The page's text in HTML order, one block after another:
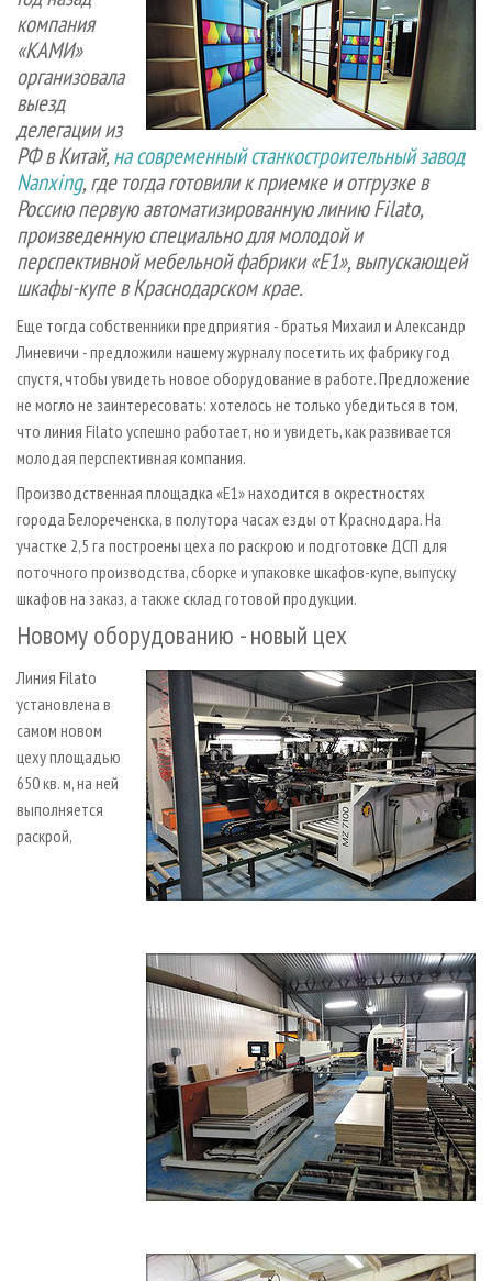
СУШКА ДРЕВЕСИНЫ
ПРОИЗВОДСТВО ДРЕВЕСНЫХ ПЛИТ
ДЕРЕВЯННОЕ ДОМОСТРОЕНИЕ
ПРОИЗВОДСТВО МЕБЕЛИ
БИОЭНЕРГЕТИКА
ЦБП
ИНСТРУМЕНТ И МАТЕРИАЛЫ
ПЕРСОНЫ
МОБИЛЬНЫЕ ВЫСТАВКИ
ОФИЦИАЛЬНЫЕ ДЕЛЕГАЦИИ
ПРИОРИТЕТНЫЕ ИНВЕСТПРОЕКТЫ
RUSSIAN FORESTRY REVIEW
ГАЗЕТА ЛЕСПРОМФОРУМ
БИБЛИОТЕКА СПЕЦИАЛИСТА
КОНТАКТЫ
РЕКЛАМА
РЕКЛАМА НА САЙТЕ
компания
«КАМИ»
организовала
выезд
делегации из
РФ в Китай,на современный станкостроительный завод
Nanxing, где тогда готовили к приемке и отгрузке в
Россию первую автоматизированную линию Filato,
произведенную специально для молодой и
перспективной мебельной фабрики «Е1», выпускающей
шкафы-купе в Краснодарском крае.
Еще тогда собственники предприятия - братья Михаил и Александр
Линевичи - предложили нашему журналу посетить их фабрику год
спустя, чтобы увидеть новое оборудование в работе. Предложение
не могло не заинтересовать: хотелось не только убедиться в том,
что линия Filato успешно работает, но и увидеть, как развивается
молодая перспективная компания.
Производственная площадка «Е1» находится в окрестностях
города Белореченска, в полутора часах езды от Краснодара. На
участке 2,5 га построены цеха по раскрою и подготовке ДСП для
поточного производства, сборке и упаковке шкафов-купе, выпуску
шкафов на заказ, а также склад готовой продукции.
Новому оборудованию - новый цех
Линия Filato
установлена в
самом новом
цеху площадью
650 кв. м, на ней
выполняется
раскрой,